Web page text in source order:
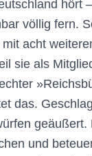
hört
völlig fern.
acht
sie als
das.
geäußert.
und